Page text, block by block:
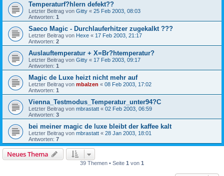
Temperaturf?hlern defekt??
Letzter Beitrag von Gitty « 25 Feb 2003, 08:03
Antworten: 1
Saeco Magic - Durchlauferhitzer zugekalkt ???
Letzter Beitrag von Hexe « 17 Feb 2003, 21:17
Antworten: 2
Auslauftemperatur + X=Br?htemperatur?
Letzter Beitrag von Gitty « 17 Feb 2003, 09:17
Antworten: 1
Magic de Luxe heizt nicht mehr auf
Letzter Beitrag von mbalzen « 08 Feb 2003, 17:02
Antworten: 1
Vienna_Testmodus_Temperatur_unter94?C
Letzter Beitrag von mbrastatt « 02 Feb 2003, 06:59
Antworten: 3
bei meiner magic de luxe bleibt der kaffee kalt
Letzter Beitrag von mbrastatt « 28 Jan 2003, 18:01
Antworten: 7
Neues Thema
39 Themen • Seite 1 von 1